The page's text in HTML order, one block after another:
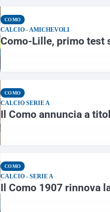
COMO
CALCIO - AMICHEVOLI
Como-Lille, primo test
COMO
CALCIO SERIE A
Il Como annuncia a
COMO
CALCIO - SERIE A
Il Como 1907 rinnova